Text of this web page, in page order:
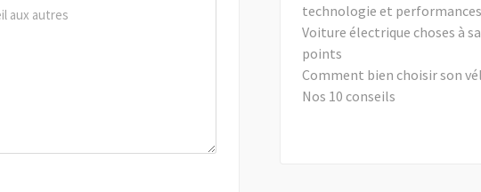
technologie et performances
Voiture électrique choses à
points
Comment bien choisir son
Nos 10 conseils